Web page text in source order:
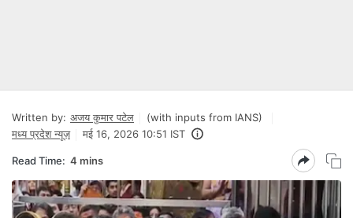
Written by: अजय कुमार पटेल
(with inputs from IANS)
मध्य प्रदेश न्यूज़
मई 16, 2026 10:51 IST
Read Time: 4 mins